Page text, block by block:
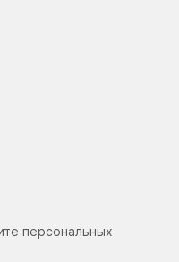
персональных